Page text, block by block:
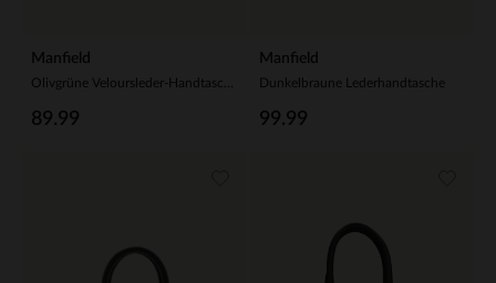
Manfield
89.99
Manfield
Dunkelbraune Lederhandtasche
99.99